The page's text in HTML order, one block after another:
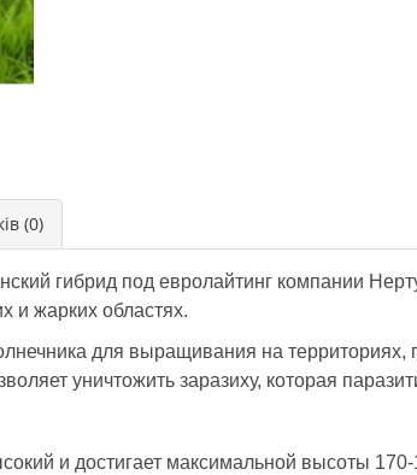
(0)
гибрид под евролайтинг компании
и жарких областях.
для выращивания на территориях,
уничтожить заразиху, которая
и достигает максимальной высоты